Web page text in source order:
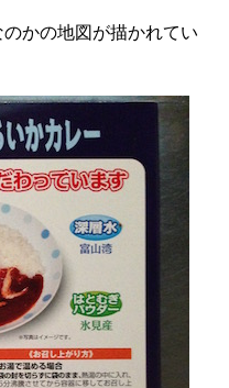
かの地図が描かれてい